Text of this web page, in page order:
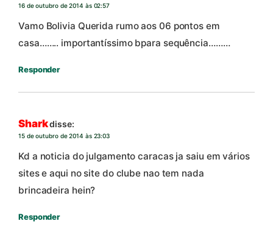
16 de outubro de 2014 às 02:57
Vamo Bolivia Querida rumo aos 06 pontos em
casa…….. importantíssimo bpara sequência………
Responder
Sharkdisse:
15 de outubro de 2014 às 23:03
Kd a noticia do julgamento caracas ja saiu em vários
sites e aqui no site do clube nao tem nada
brincadeira hein?
Responder